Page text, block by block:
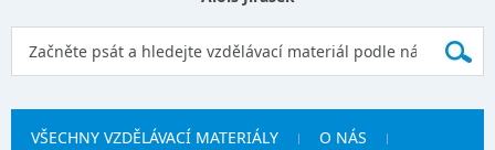
VŠECHNY VZDĚLÁVACÍ MATERIÁLY O NÁS